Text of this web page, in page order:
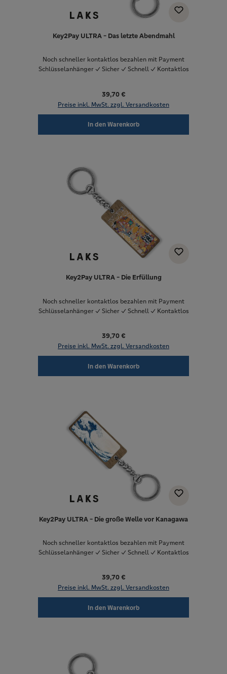
Key2Pay ULTRA - Das letzte Abendmahl
Noch schneller kontaktlos bezahlen mit Payment
Schlüsselanhänger ✓ Sicher ✓ Schnell ✓ Kontaktlos
39,70 €
Preise inkl. MwSt. zzgl. Versandkosten
In den Warenkorb
Key2Pay ULTRA - Die Erfüllung
Noch schneller kontaktlos bezahlen mit Payment
Schlüsselanhänger ✓ Sicher ✓ Schnell ✓ Kontaktlos
39,70 €
Preise inkl. MwSt. zzgl. Versandkosten
In den Warenkorb
Key2Pay ULTRA - Die große Welle vor Kanagawa
Noch schneller kontaktlos bezahlen mit Payment
Schlüsselanhänger ✓ Sicher ✓ Schnell ✓ Kontaktlos
39,70 €
Preise inkl. MwSt. zzgl. Versandkosten
In den Warenkorb